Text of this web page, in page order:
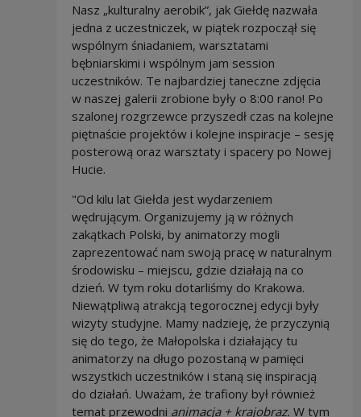
Nasz „kulturalny aerobik”, jak Giełdę nazwała
jedna z uczestniczek, w piątek rozpoczął się
wspólnym śniadaniem, warsztatami
bębniarskimi i wspólnym jam session
uczestników. Te najbardziej taneczne zdjęcia
w naszej galerii zrobione były o 8:00 rano! Po
szalonej rozgrzewce przyszedł czas na kolejne
piętnaście projektów i kolejne inspiracje – sesję
posterową oraz warsztaty i spacery po Nowej
Hucie.
"Od kilu lat Giełda jest wydarzeniem
wędrującym. Organizujemy ją w różnych
zakątkach Polski, by animatorzy mogli
zaprezentować nam swoją pracę w naturalnym
środowisku – miejscu, gdzie działają na co
dzień. W tym roku dotarliśmy do Krakowa.
Niewątpliwą atrakcją tegorocznej edycji były
wizyty studyjne. Mamy nadzieję, że przyczynią
się do tego, że Małopolska i działający tu
animatorzy na długo pozostaną w pamięci
wszystkich uczestników i staną się inspiracją
do działań. Uważam, że trafiony był również
temat przewodni animacja + krajobraz. W tym